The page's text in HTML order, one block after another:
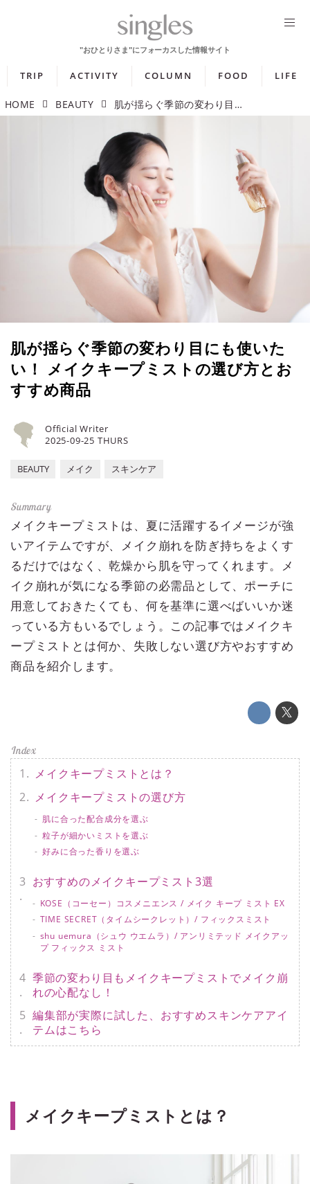
TRIP ACTIVITY COLUMN FOOD LIFE
HOME BEAUTY 肌が揺らぐ季節の変わり目にも使いたい！ メイクキープミストの選び方とおすすめ商品
肌が揺らぐ季節の変わり目にも使いた
い！ メイクキープミストの選び方とお
すすめ商品
2025-09-25 THURS
Official Writer
BEAUTY メイク スキンケア
メイクキープミストは、夏に活躍するイメージが強
いアイテムですが、メイク崩れを防ぎ持ちをよくす
るだけではなく、乾燥から肌を守ってくれます。メ
イク崩れが気になる季節の必需品として、ポーチに
用意しておきたくても、何を基準に選べばいいか迷
っている方もいるでしょう。この記事ではメイクキ
ープミストとは何か、失敗しない選び方やおすすめ
商品を紹介します。
メイクキープミストとは？
メイクキープミストの選び方
肌に合った配合成分を選ぶ
粒子が細かいミストを選ぶ
好みに合った香りを選ぶ
おすすめのメイクキープミスト3選
KOSE（コーセー）コスメニエンス / メイク キープ ミスト EX
TIME SECRET（タイムシークレット）/ フィックスミスト
shu uemura（シュウ ウエムラ）/ アンリミテッド メイクアッ
プ フィックス ミスト
季節の変わり目もメイクキープミストでメイク崩
れの心配なし！
編集部が実際に試した、おすすめスキンケアアイ
テムはこちら
メイクキープミストとは？